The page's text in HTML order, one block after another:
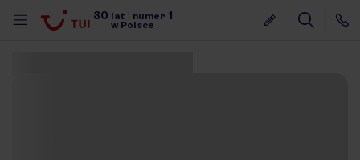
30 lat numer 1
w Polsce